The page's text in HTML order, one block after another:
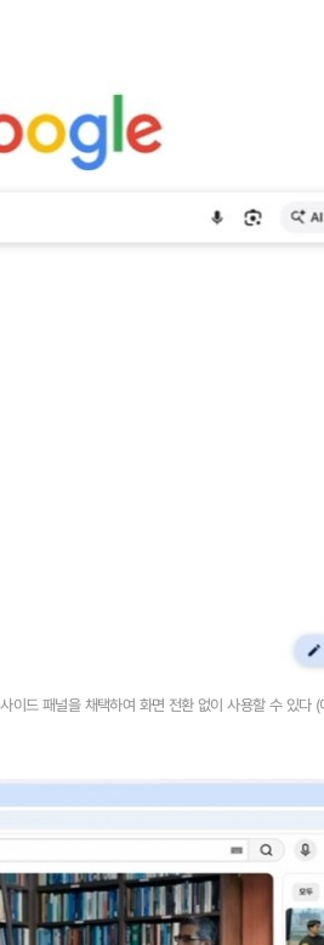
이드 패널을 채택하여 화면 전환 없이 사용할 수 있다 (